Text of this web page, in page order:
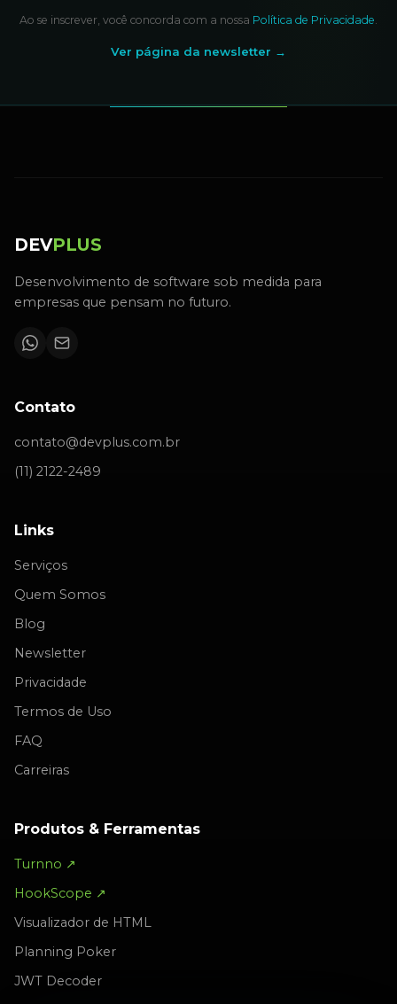
Ao se inscrever, você concorda com a nossa Política de Privacidade.
Ver página da newsletter →
DEVPLUS
Desenvolvimento de software sob medida para
empresas que pensam no futuro.
Contato
contato@devplus.com.br
(11) 2122-2489
Links
Serviços
Quem Somos
Blog
Newsletter
Privacidade
Termos de Uso
FAQ
Carreiras
Produtos & Ferramentas
Turnno ↗
HookScope ↗
Visualizador de HTML
Planning Poker
JWT Decoder